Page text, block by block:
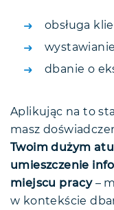
obsługa
dbanie o
Aplikując na to
masz
Twoim dużym
umieszczenie
miejscu pracy–
w kontekście